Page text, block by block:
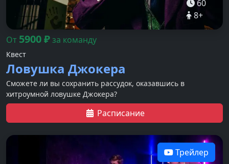
60
8+
От 5900₽за команду
Квест
Ловушка Джокера
Сможете ли вы сохранить рассудок, оказавшись в
хитроумной ловушке Джокера?
Расписание
Трейлер